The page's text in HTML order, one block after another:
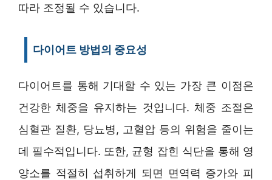
따라 조정될 수 있습니다.
다이어트 방법의 중요성
다이어트를 통해 기대할 수 있는 가장 큰 이점은
건강한 체중을 유지하는 것입니다. 체중 조절은
심혈관 질환, 당뇨병, 고혈압 등의 위험을 줄이는
데 필수적입니다. 또한, 균형 잡힌 식단을 통해 영
양소를 적절히 섭취하게 되면 면역력 증가와 피